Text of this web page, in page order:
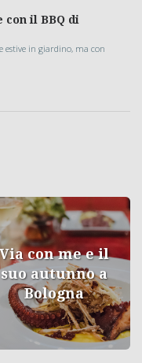
con il BBQ di
estive in giardino, ma con
Via con me e il
suo autunno a
Bologna